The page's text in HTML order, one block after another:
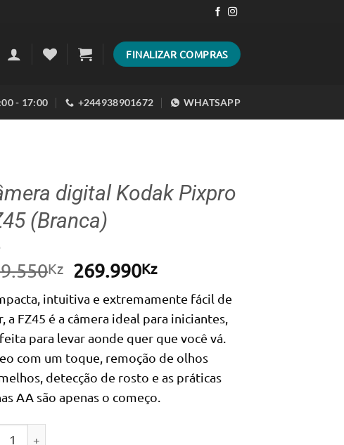
FINALIZAR COMPRAS
- 17:00 +244938901672 WHATSAPP
digital Kodak Pixpro
(Branca)
Kz O
original
era:
309.550Kz.
269.990KzO
preço
atual
é:
269.990Kz.
intuitiva e extremamente fácil de
a FZ45 é a câmera ideal para iniciantes,
para levar aonde quer que você vá.
com um toque, remoção de olhos
detecção de rosto e as práticas
AA são apenas o começo.